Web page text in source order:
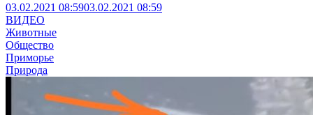
03.02.2021 08:5903.02.2021 08:59
ВИДЕО
Животные
Общество
Приморье
Природа